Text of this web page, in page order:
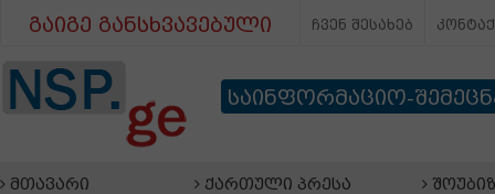
გაიგე განსხვავებული ჩვენ შესახებ
საინფორმაციო-
მთავარი
ქართული პრესა